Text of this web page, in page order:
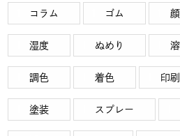
コラム ゴム
湿度 ぬめり
調色 着色 印刷
塗装 スプレー